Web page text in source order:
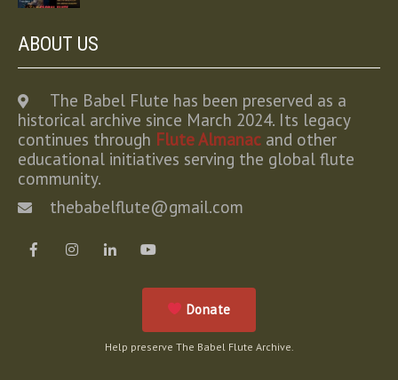
ABOUT US
The Babel Flute has been preserved as a
historical archive since March 2024. Its legacy
continues through Flute Almanac and other
educational initiatives serving the global flute
community.
thebabelflute@gmail.com
Donate
Help preserve The Babel Flute Archive.